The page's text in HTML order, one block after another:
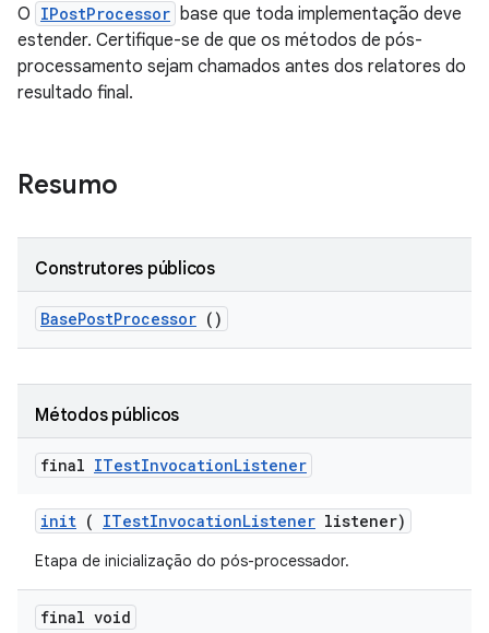
O IPostProcessor base que toda implementação deve
estender. Certifique-se de que os métodos de pós-
processamento sejam chamados antes dos relatores do
resultado final.
Resumo
Construtores públicos
BasePostProcessor ()
Métodos públicos
final ITestInvocationListener
init ( ITestInvocationListener listener)
Etapa de inicialização do pós-processador.
final void